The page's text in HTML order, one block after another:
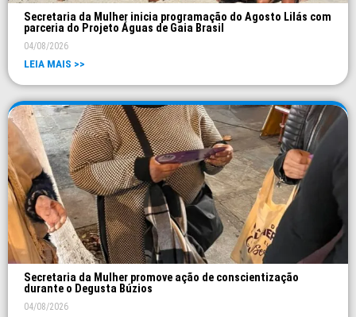
Secretaria da Mulher inicia programação do Agosto Lilás com
parceria do Projeto Águas de Gaia Brasil
04/08/2026
LEIA MAIS >>
Secretaria da Mulher promove ação de conscientização
durante o Degusta Búzios
04/08/2026